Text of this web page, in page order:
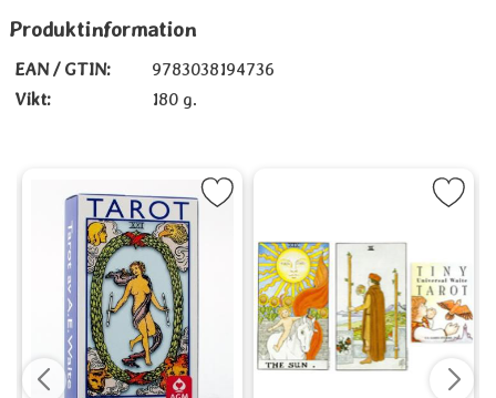
Produktinformation
EAN / GTIN:
9783038194736
Vikt:
180 g.
Cats, Mini som favorit
Markera Rider-Waite, pocket (på svenska) som favorit
Markera Tiny Universal